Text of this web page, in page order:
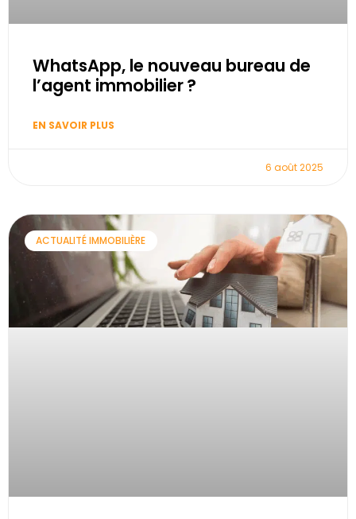
WhatsApp, le nouveau bureau de
l’agent immobilier ?
EN SAVOIR PLUS
6 août 2025
ACTUALITÉ IMMOBILIÈRE